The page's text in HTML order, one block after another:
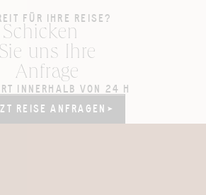
FÜR IHRE REISE?
Schicken
Sie uns Ihre
Anfrage
INNERHALB VON 24 H
REISE ANFRAGEN
REISE ANFRAGEN